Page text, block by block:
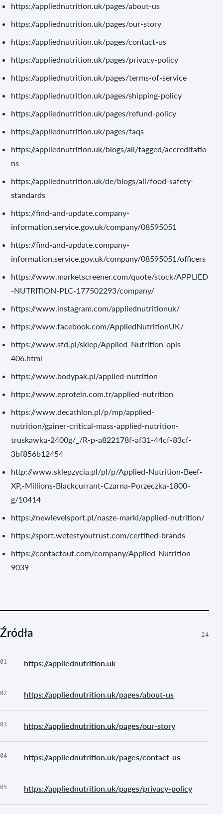
https://appliednutrition.uk/pages/about-us
https://appliednutrition.uk/pages/our-story
https://appliednutrition.uk/pages/contact-us
https://appliednutrition.uk/pages/privacy-policy
https://appliednutrition.uk/pages/terms-of-service
https://appliednutrition.uk/pages/shipping-policy
https://appliednutrition.uk/pages/refund-policy
https://appliednutrition.uk/pages/faqs
https://appliednutrition.uk/blogs/all/tagged/accreditatio
ns
https://appliednutrition.uk/de/blogs/all/food-safety-
standards
https://find-and-update.company-
information.service.gov.uk/company/08595051
https://find-and-update.company-
information.service.gov.uk/company/08595051/officers
https://www.marketscreener.com/quote/stock/APPLIED
-NUTRITION-PLC-177502293/company/
https://www.instagram.com/appliednutritionuk/
https://www.facebook.com/AppliedNutritionUK/
https://www.sfd.pl/sklep/Applied_Nutrition-opis-
406.html
https://www.bodypak.pl/applied-nutrition
https://www.eprotein.com.tr/applied-nutrition
https://www.decathlon.pl/p/mp/applied-
nutrition/gainer-critical-mass-applied-nutrition-
truskawka-2400g/_/R-p-a822178f-af31-44cf-83cf-
3bf856b12454
http://www.sklepzycia.pl/pl/p/Applied-Nutrition-Beef-
XP,-Millions-Blackcurrant-Czarna-Porzeczka-1800-
g/10414
https://newlevelsport.pl/nasze-marki/applied-nutrition/
https://sport.wetestyoutrust.com/certified-brands
https://contactout.com/company/Applied-Nutrition-
9039
Źródła 24
01 https://appliednutrition.uk
02 https://appliednutrition.uk/pages/about-us
03 https://appliednutrition.uk/pages/our-story
04 https://appliednutrition.uk/pages/contact-us
05 https://appliednutrition.uk/pages/privacy-policy